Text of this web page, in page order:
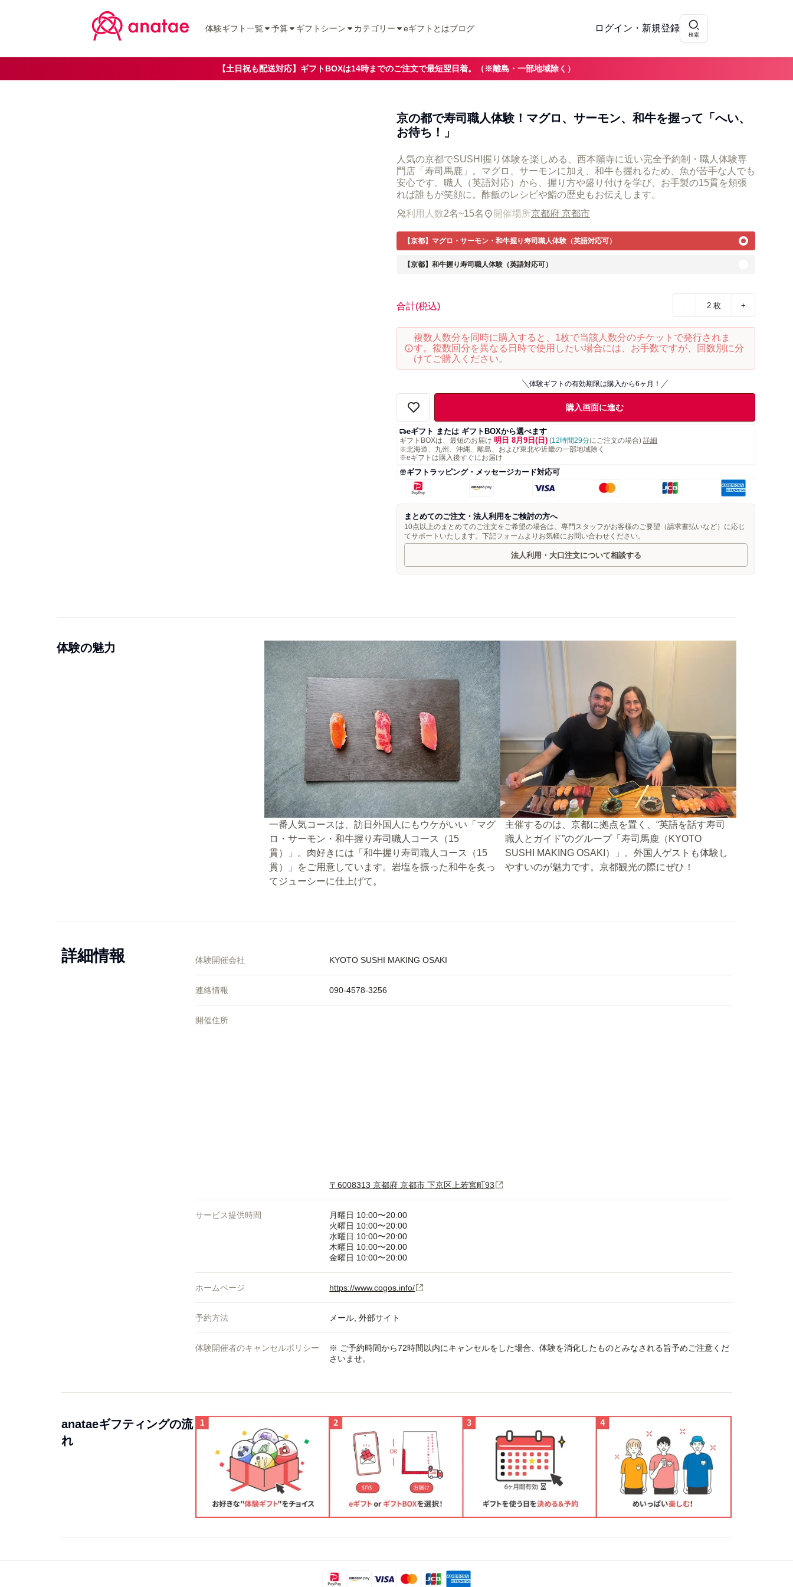
体験ギフト一覧 予算 ギフトシーン カテゴリー eギフトとはブログ ログイン・新規登録
検索
【土日祝も配送対応】ギフトBOXは14時までのご注文で最短翌日着。（※離島・一部地域除く）
京の都で寿司職人体験！マグロ、サーモン、和牛を握って「へい、
お待ち！」
人気の京都でSUSHI握り体験を楽しめる、西本願寺に近い完全予約制・職人体験専
門店「寿司馬鹿」。マグロ、サーモンに加え、和牛も握れるため、魚が苦手な人でも
安心です。職人（英語対応）から、握り方や盛り付けを学び、お手製の15貫を頬張
れば誰もが笑顔に。酢飯のレシピや鮨の歴史もお伝えします。
利用人数2名~15名 開催場所京都府 京都市
【京都】マグロ・サーモン・和牛握り寿司職人体験（英語対応可）
【京都】和牛握り寿司職人体験（英語対応可）
合計(税込) - 2 枚 +
複数人数分を同時に購入すると、1枚で当該人数分のチケットで発行されま
す。複数回分を異なる日時で使用したい場合には、お手数ですが、回数別に分
けてご購入ください。
体験ギフトの有効期限は購入から6ヶ月！
購入画面に進む
eギフト または ギフトBOXから選べます
ギフトBOXは、最短のお届け 明日 8月9日(日) (12時間29分にご注文の場合) 詳細
※北海道、九州、沖縄、離島、および東北や近畿の一部地域除く
※eギフトは購入後すぐにお届け
ギフトラッピング・メッセージカード対応可
まとめてのご注文・法人利用をご検討の方へ
10点以上のまとめてのご注文をご希望の場合は、専門スタッフがお客様のご要望（請求書払いなど）に応じ
てサポートいたします。下記フォームよりお気軽にお問い合わせください。
法人利用・大口注文について相談する
体験の魅力
一番人気コースは、訪日外国人にもウケがいい「マグ
ロ・サーモン・和牛握り寿司職人コース（15
貫）」。肉好きには「和牛握り寿司職人コース（15
貫）」をご用意しています。岩塩を振った和牛を炙っ
てジューシーに仕上げて。
主催するのは、京都に拠点を置く、“英語を話す寿司
職人とガイド”のグループ「寿司馬鹿（KYOTO
SUSHI MAKING OSAKI）」。外国人ゲストも体験し
やすいのが魅力です。京都観光の際にぜひ！
詳細情報 体験開催会社 KYOTO SUSHI MAKING OSAKI
連絡情報 090-4578-3256
開催住所
〒6008313 京都府 京都市 下京区上若宮町93
サービス提供時間
月曜日 10:00〜20:00
火曜日 10:00〜20:00
水曜日 10:00〜20:00
木曜日 10:00〜20:00
金曜日 10:00〜20:00
ホームページ https://www.cogos.info/
予約方法 メール 外部サイト
体験開催者のキャンセルポリシー
※ ご予約時間から72時間以内にキャンセルをした場合、体験を消化したものとみなされる旨予めご注意くだ
さいませ。
anataeギフティングの流
れ